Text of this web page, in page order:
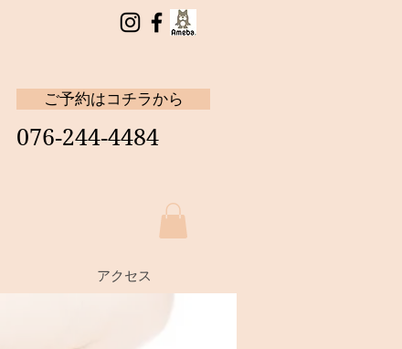
ご予約はコチラから
076‐244‐4484
アクセス